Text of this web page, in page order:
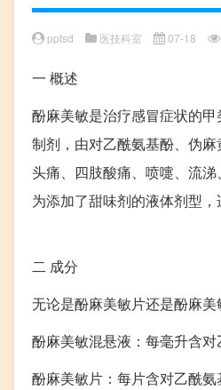
pptsd 医技科室 07-18
一 概述
酚麻美敏是治疗感冒症状的
制剂，由对乙酰氨基酚、伪
头痛、四肢酸痛、喷嚏、流
为添加了甜味剂的液体剂型
二 成分
无论是酚麻美敏片还是酚麻美
酚麻美敏混悬液：每毫升含
酚麻美敏片：每片含对乙酰